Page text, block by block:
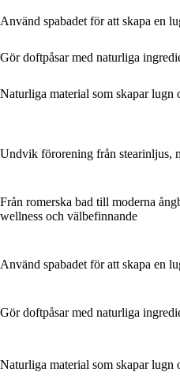
Använd spabadet för att skapa en
Gör doftpåsar med naturliga
Naturliga material som skapar lugn
Undvik förorening från stearinljus,
Från romerska bad till moderna
wellness och välbefinnande
Använd spabadet för att skapa en
Gör doftpåsar med naturliga
Naturliga material som skapar lugn